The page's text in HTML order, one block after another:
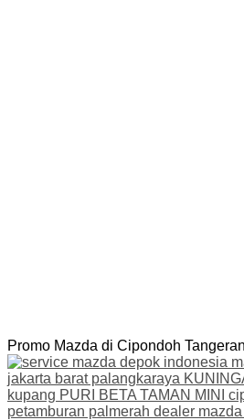
Promo Mazda di Cipondoh